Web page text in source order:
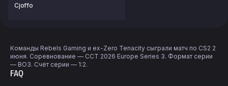
Cjoffo
Команды Rebels Gaming и ex-Zero Tenacity сыграли матч по CS2 2
июня. Соревнование — CCT 2026 Europe Series 3. Формат серии
— BO3. Счёт серии — 1:2.
FAQ